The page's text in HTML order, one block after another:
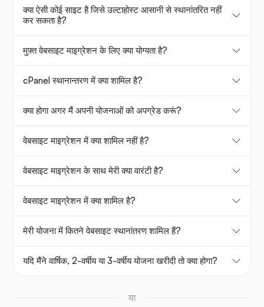
क्या ऐसी कोई साइट है जिसे उल्टाहोस्ट आसानी से स्थानांतरित नहीं
कर सकता है?
मुफ़्त वेबसाइट माइग्रेशन के लिए क्या योग्यता है?
cPanel स्थानान्तरण में क्या शामिल है?
क्या होगा अगर मैं अपनी योजनाओं को अपग्रेड करूं?
वेबसाइट माइग्रेशन में क्या शामिल नहीं है?
वेबसाइट माइग्रेशन के साथ मेरी क्या वारंटी है?
वेबसाइट माइग्रेशन में क्या शामिल है?
मेरी योजना में कितने वेबसाइट स्थानांतरण शामिल हैं?
यदि मैंने वार्षिक, 2-वर्षीय या 3-वर्षीय योजना खरीदी तो क्या होगा?
या